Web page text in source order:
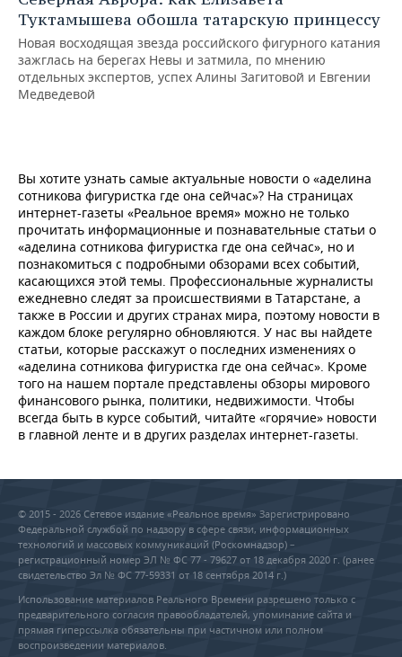
Туктамышева обошла татарскую принцессу
Новая восходящая звезда российского фигурного катания
зажглась на берегах Невы и затмила, по мнению
отдельных экспертов, успех Алины Загитовой и Евгении
Медведевой
Вы хотите узнать самые актуальные новости о «аделина
сотникова фигуристка где она сейчас»? На страницах
интернет-газеты «Реальное время» можно не только
прочитать информационные и познавательные статьи о
«аделина сотникова фигуристка где она сейчас», но и
познакомиться с подробными обзорами всех событий,
касающихся этой темы. Профессиональные журналисты
ежедневно следят за происшествиями в Татарстане, а
также в России и других странах мира, поэтому новости в
каждом блоке регулярно обновляются. У нас вы найдете
статьи, которые расскажут о последних изменениях о
«аделина сотникова фигуристка где она сейчас». Кроме
того на нашем портале представлены обзоры мирового
финансового рынка, политики, недвижимости. Чтобы
всегда быть в курсе событий, читайте «горячие» новости
в главной ленте и в других разделах интернет-газеты.
© 2015 - 2026 Сетевое издание «Реальное время» Зарегистрировано
Федеральной службой по надзору в сфере связи, информационных
технологий и массовых коммуникаций (Роскомнадзор) –
регистрационный номер ЭЛ № ФС 77 - 79627 от 18 декабря 2020 г. (ранее
свидетельство Эл № ФС 77-59331 от 18 сентября 2014 г.)
Использование материалов Реального Времени разрешено только с
предварительного согласия правообладателей, упоминание сайта и
прямая гиперссылка обязательны при частичном или полном
воспроизведении материалов.